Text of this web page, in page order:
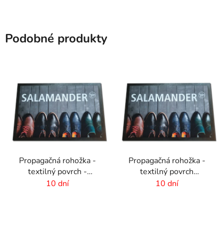
Podobné produkty
Propagačná rohožka -
textilný povrch -
85x120 cm
10 dní
Propagačná rohožka -
textilný povrch
-115x180 cm
10 dní